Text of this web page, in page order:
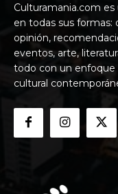
Culturamania.com
en todas sus formas:
opinión,
eventos, arte,
todo con un enfoque
cultural